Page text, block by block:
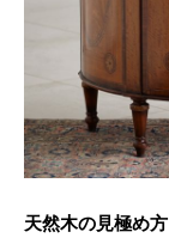
天然木の見極め方